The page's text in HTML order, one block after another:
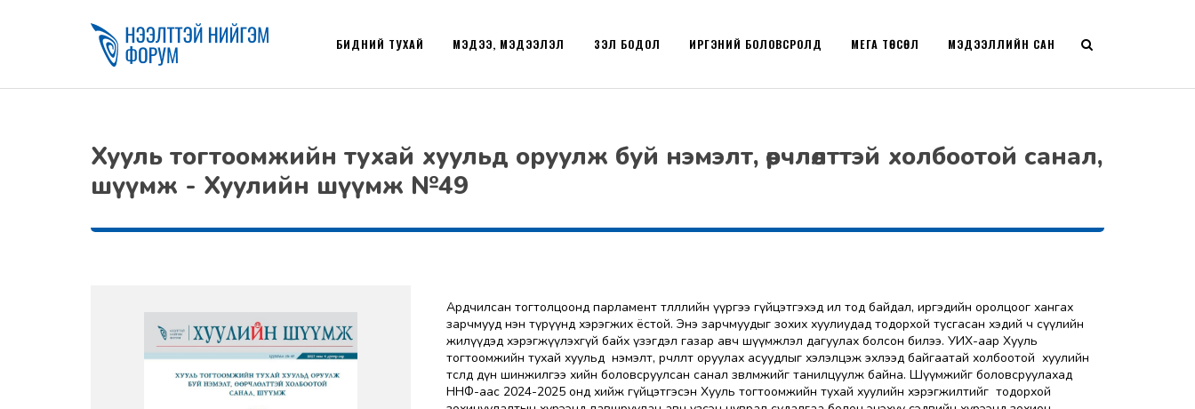
БИДНИЙ ТУХАЙ МЭДЭЭ, МЭДЭЭЛЭЛ ҮЗЭЛ БОДОЛ ИРГЭНИЙ БОЛОВСРОЛД МЭДЭЭЛЛИЙН САН
МЕГА ТӨСӨЛ
Хууль тогтоомжийн тухай хуульд оруулж буй нэмэлт, өөрчлөлттэй холбоотой санал,
шүүмж - Хуулийн шүүмж №49
Ардчилсан тогтолцоонд парламент төлөөллийн үүргээ гүйцэтгэхэд ил тод байдал, иргэдийн оролцоог хангах
зарчмууд нэн түрүүнд хэрэгжих ёстой. Энэ зарчмуудыг зохих хуулиудад тодорхой тусгасан хэдий ч сүүлийн
жилүүдэд хэрэгжүүлэхгүй байх үзэгдэл газар авч шүүмжлэл дагуулах болсон билээ. УИХ-аар Хууль
тогтоомжийн тухай хуульд нэмэлт, өөрчлөлт оруулах асуудлыг хэлэлцэж эхлээд байгаатай холбоотой хуулийн
төсөлд дүн шинжилгээ хийн боловсруулсан санал зөвлөмжийг танилцуулж байна. Шүүмжийг боловсруулахад
ННФ-аас 2024-2025 онд хийж гүйцэтгэсэн Хууль тогтоомжийн тухай хуулийн хэрэгжилтийг тодорхой